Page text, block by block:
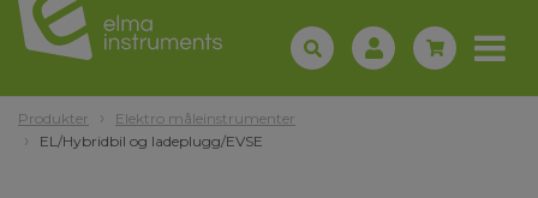
Produkter
Elektro måleinstrumenter
EL/Hybridbil og ladeplugg/EVSE